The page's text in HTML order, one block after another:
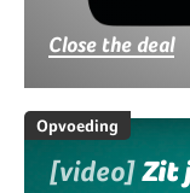
Close the deal
Opvoeding
[video]Zit